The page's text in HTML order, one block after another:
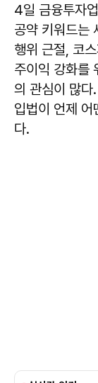
4일 금융투자
공약 키워드는
행위 근절, 코
주이익 강화를
의 관심이 많다
입법이 언제
다.